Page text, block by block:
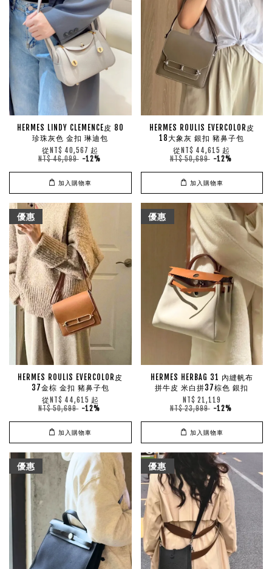
HERMES LINDY CLEMENCE皮 80
珍珠灰色 金扣 琳迪包
從 NT$ 40,567 起
NT$ 46,099 -12%
加入購物車
HERMES ROULIS EVERCOLOR皮
18大象灰 銀扣 豬鼻子包
從 NT$ 44,615 起
NT$ 50,699 -12%
加入購物車
優惠
HERMES ROULIS EVERCOLOR皮
37金棕 金扣 豬鼻子包
從 NT$ 44,615 起
NT$ 50,699 -12%
加入購物車
優惠
HERMES HERBAG 31 內縫帆布
拼牛皮 米白拼37棕色 銀扣
NT$ 21,119
NT$ 23,999 -12%
加入購物車
優惠 優惠